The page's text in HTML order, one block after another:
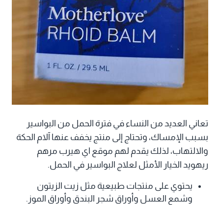
تعاني العديد من النساء في فترة الحمل من البواسير
بسبب الإمساك، وتحتاج إلى منتج يخفف عنها آلام الحكة
والالتهاب، لذلك يقدم لهم موقع اي هيرب مرهم
ريهويد الخيار الأمثل لعلاج البواسير في الحمل.
يحتوي على منتجات طبيعية مثل زيت الزيتون
وشمع العسل وأوراق شجر البندق وأوراق الموز.